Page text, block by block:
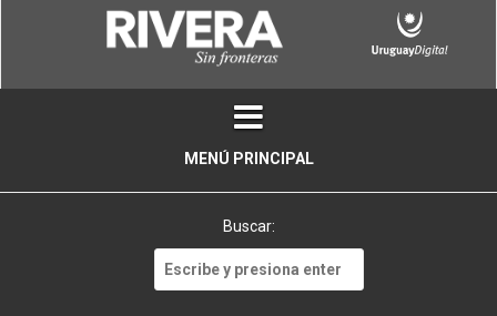
MENÚ PRINCIPAL
Buscar: